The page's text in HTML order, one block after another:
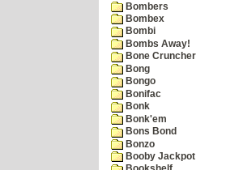
Bombers
Bombex
Bombi
Bombs Away!
Bone Cruncher
Bong
Bongo
Bonifac
Bonk
Bonk'em
Bons Bond
Bonzo
Booby Jackpot